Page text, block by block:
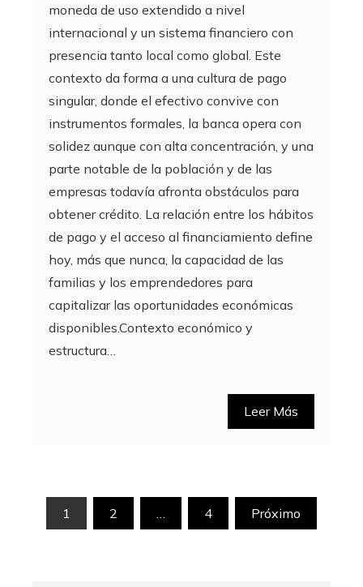
moneda de uso extendido a nivel
internacional y un sistema financiero con
presencia tanto local como global. Este
contexto da forma a una cultura de pago
singular, donde el efectivo convive con
instrumentos formales, la banca opera con
solidez aunque con alta concentración, y una
parte notable de la población y de las
empresas todavía afronta obstáculos para
obtener crédito. La relación entre los hábitos
de pago y el acceso al financiamiento define
hoy, más que nunca, la capacidad de las
familias y los emprendedores para
capitalizar las oportunidades económicas
disponibles.Contexto económico y
estructura…
Leer Más
Paginación
1 2 4 Próximo